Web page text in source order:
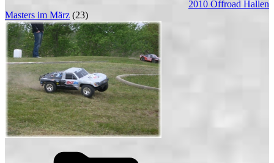
2010 Offroad Hallen
Masters im März (23)